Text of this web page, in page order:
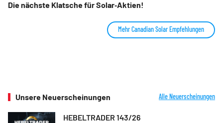
Die nächste Klatsche für Solar‑Aktien!
Mehr Canadian Solar Empfehlungen
Unsere Neuerscheinungen Alle Neuerscheinungen
HEBELTRADER 143/26